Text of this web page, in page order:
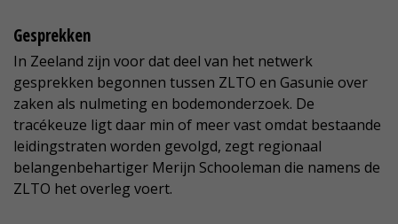
Gesprekken
In Zeeland zijn voor dat deel van het netwerk
gesprekken begonnen tussen ZLTO en Gasunie over
zaken als nulmeting en bodemonderzoek. De
tracékeuze ligt daar min of meer vast omdat bestaande
leidingstraten worden gevolgd, zegt regionaal
belangenbehartiger Merijn Schooleman die namens de
ZLTO het overleg voert.